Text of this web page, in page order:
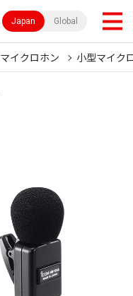
Japan Global
マイクロホン 小型マイク